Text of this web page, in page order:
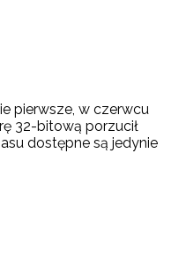
pierwsze, w czerwcu
32-bitową porzucił
dostępne są jedynie